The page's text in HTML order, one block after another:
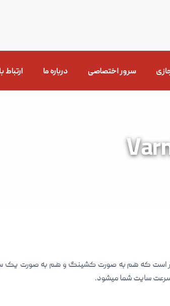
سرور اختصاصی درباره ما ارتباط
که هم به صورت کشینگ و هم به صورت یک سیستم
سرعت سایت شما میشود.